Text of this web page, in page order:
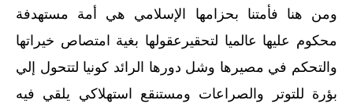
ومن هنا فأمتنا بحزامها الإسلامي هي أمة مستهدفة
محكوم عليها عالميا لتحقيرعقولها بغية امتصاص خيراتها
والتحكم في مصيرها وشل دورها الرائد كونيا لتتحول إلي
بؤرة للتوتر والصراعات ومستنقع استهلاكي يلقي فيه